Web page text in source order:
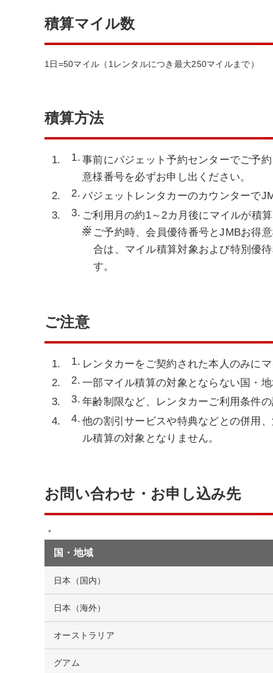
積算マイル数
1日=50マイル（1レンタルにつき最大250マイルまで）
積算方法
事前にバジェット予約センターでご予
意様番号を必ずお申し出ください。
バジェットレンタカーのカウンターで
ご利用月の約1～2カ月後にマイルが積
※ ご予約時、会員優待番号とJMBお得
合は、マイル積算対象および特別優
す。
ご注意
レンタカーをご契約された本人のみに
一部マイル積算の対象とならない国・
年齢制限など、レンタカーご利用条件
他の割引サービスや特典などとの併用
ル積算の対象となりません。
お問い合わせ・お申し込み先
国・地域
日本（国内）
日本（海外）
オーストラリア
グアム